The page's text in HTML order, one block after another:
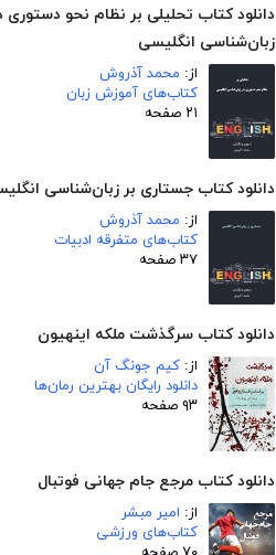
دانلود کتاب تحلیلی بر نظام نحو دستوری
زبان‌شناسی انگلیسی
از: محمد آذروش
کتاب‌های آموزش زبان
۲۱ صفحه
دانلود کتاب جستاری بر زبان‌شناسی
از: محمد آذروش
کتاب‌های متفرقه ادبیات
۳۷ صفحه
دانلود کتاب سرگذشت ملکه اینهیون
از: کیم جونگ آن
دانلود رایگان بهترین رمان‌ها
۹۳ صفحه
دانلود کتاب مرجع جام جهانی فوتبال
از: امیر مبشر
کتاب‌های ورزشی